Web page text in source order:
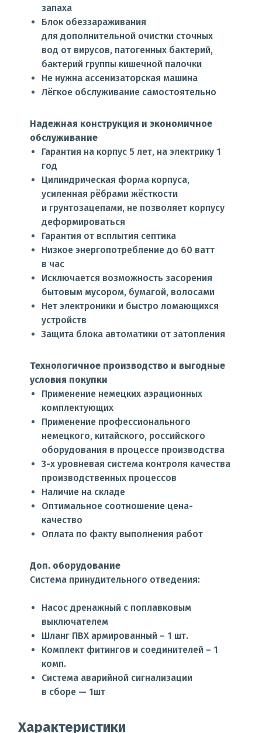
запаха
Блок обеззараживания
для дополнительной очистки сточных
вод от вирусов, патогенных бактерий,
бактерий группы кишечной палочки
Не нужна ассенизаторская машина
Лёгкое обслуживание самостоятельно
Надежная конструкция и экономичное
обслуживание
Гарантия на корпус 5 лет, на электрику 1
год
Цилиндрическая форма корпуса,
усиленная рёбрами жёсткости
и грунтозацепами, не позволяет корпусу
деформироваться
Гарантия от всплытия септика
Низкое энергопотребление до 60 ватт
в час
Исключается возможность засорения
бытовым мусором, бумагой, волосами
Нет электроники и быстро ломающихся
устройств
Защита блока автоматики от затопления
Технологичное производство и выгодные
условия покупки
Применение немецких аэрационных
комплектующих
Применение профессионального
немецкого, китайского, российского
оборудования в процессе производства
3-х уровневая система контроля качества
производственных процессов
Наличие на складе
Оптимальное соотношение цена-
качество
Оплата по факту выполнения работ
Доп. оборудование
Система принудительного отведения:
Насос дренажный с поплавковым
выключателем
Шланг ПВХ армированный – 1 шт.
Комплект фитингов и соединителей – 1
комп.
Система аварийной сигнализации
в сборе — 1шт
Характеристики